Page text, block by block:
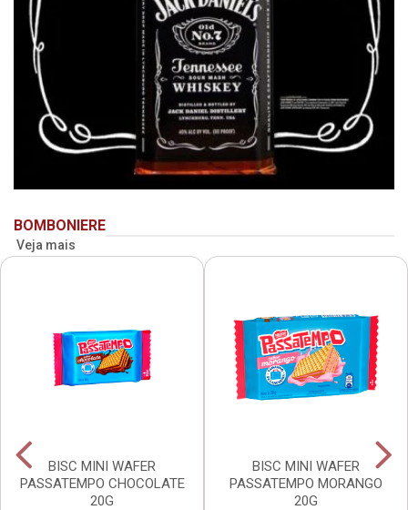
BOMBONIERE
Veja mais
BISC MINI WAFER
PASSATEMPO CHOCOLATE
20G
BISC MINI WAFER
PASSATEMPO MORANGO
20G